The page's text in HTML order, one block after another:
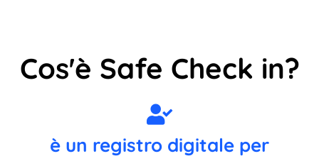
Cos'è Safe Check in?
è un registro digitale per